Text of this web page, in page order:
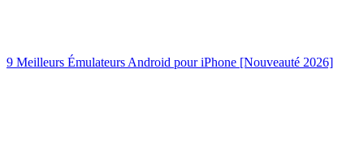
9 Meilleurs Émulateurs Android pour iPhone [Nouveauté 2026]